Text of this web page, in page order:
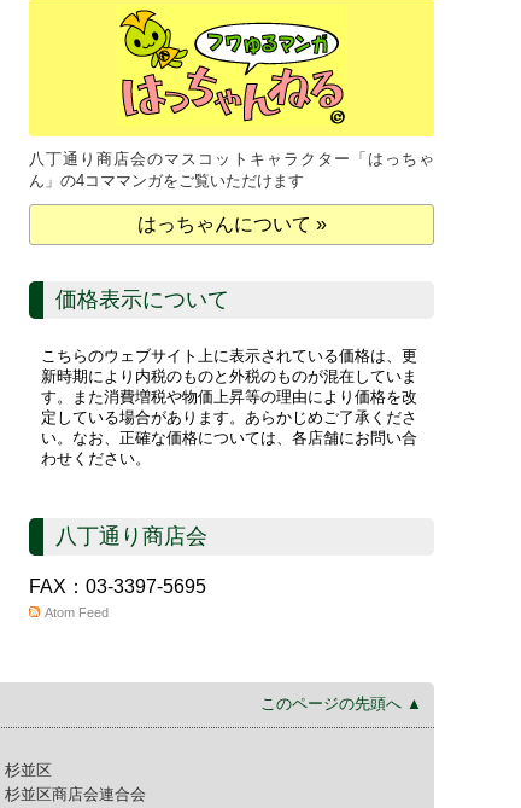
八丁通り商店会のマスコットキャラクター「はっちゃ
ん」の4コママンガをご覧いただけます
はっちゃんについて »
価格表示について
こちらのウェブサイト上に表示されている価格は、更
新時期により内税のものと外税のものが混在していま
す。また消費増税や物価上昇等の理由により価格を改
定している場合があります。あらかじめご了承くださ
い。なお、正確な価格については、各店舗にお問い合
わせください。
八丁通り商店会
FAX：03-3397-5695
Atom Feed
このページの先頭へ ▲
杉並区
杉並区商店会連合会